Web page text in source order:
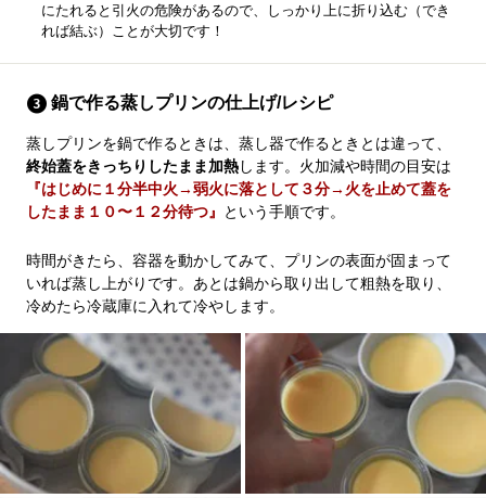
にたれると引火の危険があるので、しっかり上に折り込む（でき
れば結ぶ）ことが大切です！
鍋で作る蒸しプリンの仕上げ/レシピ
蒸しプリンを鍋で作るときは、蒸し器で作るときとは違って、
終始蓋をきっちりしたまま加熱します。火加減や時間の目安は
『はじめに１分半中火→弱火に落として３分→火を止めて蓋を
したまま１０〜１２分待つ』
という手順です。
時間がきたら、容器を動かしてみて、プリンの表面が固まって
いれば蒸し上がりです。あとは鍋から取り出して粗熱を取り、
冷めたら冷蔵庫に入れて冷やします。